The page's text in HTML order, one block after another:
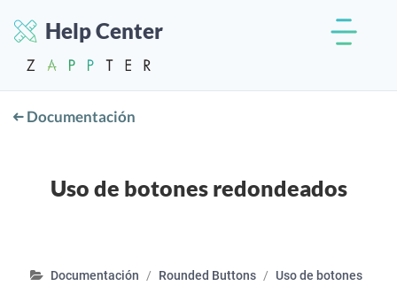
Help Center
Documentación
Uso de botones redondeados
Documentación Rounded Buttons
Uso de botones